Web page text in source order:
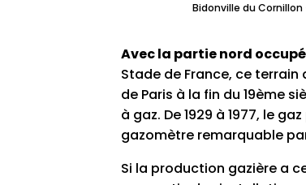
Bidonville du Cornillon
Avec la partie nord
Stade de France, ce
de Paris à la fin du 19ème
à gaz. De 1929 à 1977, le
gazomètre remarquable
Si la production gazière a